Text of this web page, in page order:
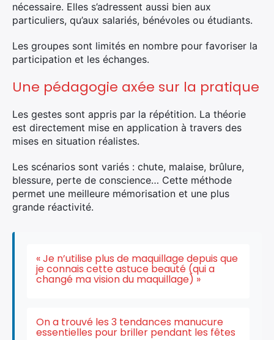
nécessaire. Elles s’adressent aussi bien aux
particuliers, qu’aux salariés, bénévoles ou étudiants.
Les groupes sont limités en nombre pour favoriser la
participation et les échanges.
Une pédagogie axée sur la pratique
Les gestes sont appris par la répétition. La théorie
est directement mise en application à travers des
mises en situation réalistes.
Les scénarios sont variés : chute, malaise, brûlure,
blessure, perte de conscience… Cette méthode
permet une meilleure mémorisation et une plus
grande réactivité.
« Je n’utilise plus de maquillage depuis que
je connais cette astuce beauté (qui a
changé ma vision du maquillage) »
On a trouvé les 3 tendances manucure
essentielles pour briller pendant les fêtes